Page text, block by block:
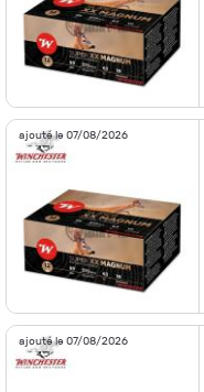
ajouté le 07/08/2026
ajouté le 07/08/2026